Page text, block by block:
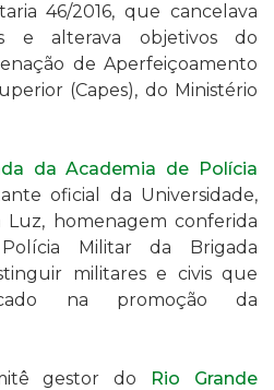
46/2016, que cancelava
e alterava objetivos do
de Aperfeiçoamento
(Capes), do Ministério
da Academia de Polícia
oficial da Universidade,
Luz, homenagem conferida
Militar da Brigada
militares e civis que
na promoção da
gestor do Rio Grande